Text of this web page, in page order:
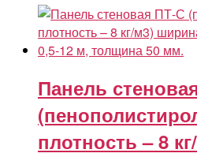
Панель
плотность – 8